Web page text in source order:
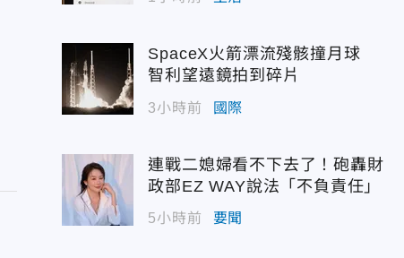
SpaceX火箭漂流殘骸撞月球
智利望遠鏡拍到碎片
3小時前 國際
連戰二媳婦看不下去了！砲轟財
政部EZ WAY說法「不負責任」
5小時前 要聞